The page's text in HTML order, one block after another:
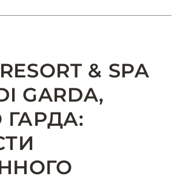
& SPA
GARDA,
ГАРДА:
МАЛЬДИВСКИХ ОСТРОВОВ
ISLAND MALDIVES: ВАШ
И ИЗЫСКАННОСТИ